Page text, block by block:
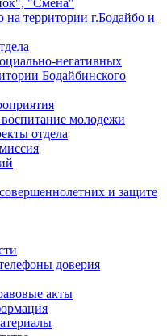
"Смена"
на территории г.Бодайбо и
негативных
Бодайбинского
молодежи
отдела
и защите
доверия
акты